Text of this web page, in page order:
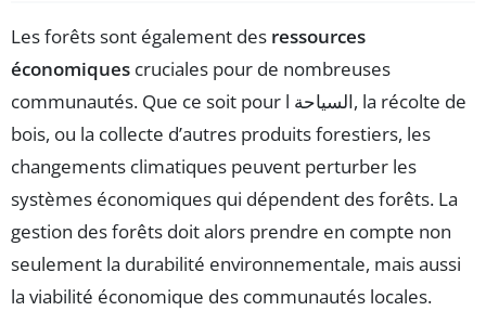
Les forêts sont également des ressources
économiques cruciales pour de nombreuses
communautés. Que ce soit pour l السياحة, la récolte de
bois, ou la collecte d’autres produits forestiers, les
changements climatiques peuvent perturber les
systèmes économiques qui dépendent des forêts. La
gestion des forêts doit alors prendre en compte non
seulement la durabilité environnementale, mais aussi
la viabilité économique des communautés locales.